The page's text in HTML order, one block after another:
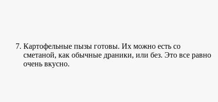
Картофельные пызы готовы. Их можно есть со
сметаной, как обычные драники, или без. Это все равно
очень вкусно.